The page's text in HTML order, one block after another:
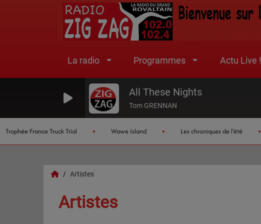
La radio Programmes Actu Live !
All These Nights
Tom GRENNAN
France Truck Trial Wawe Island Les chroniques de l'été
Artistes
Artistes